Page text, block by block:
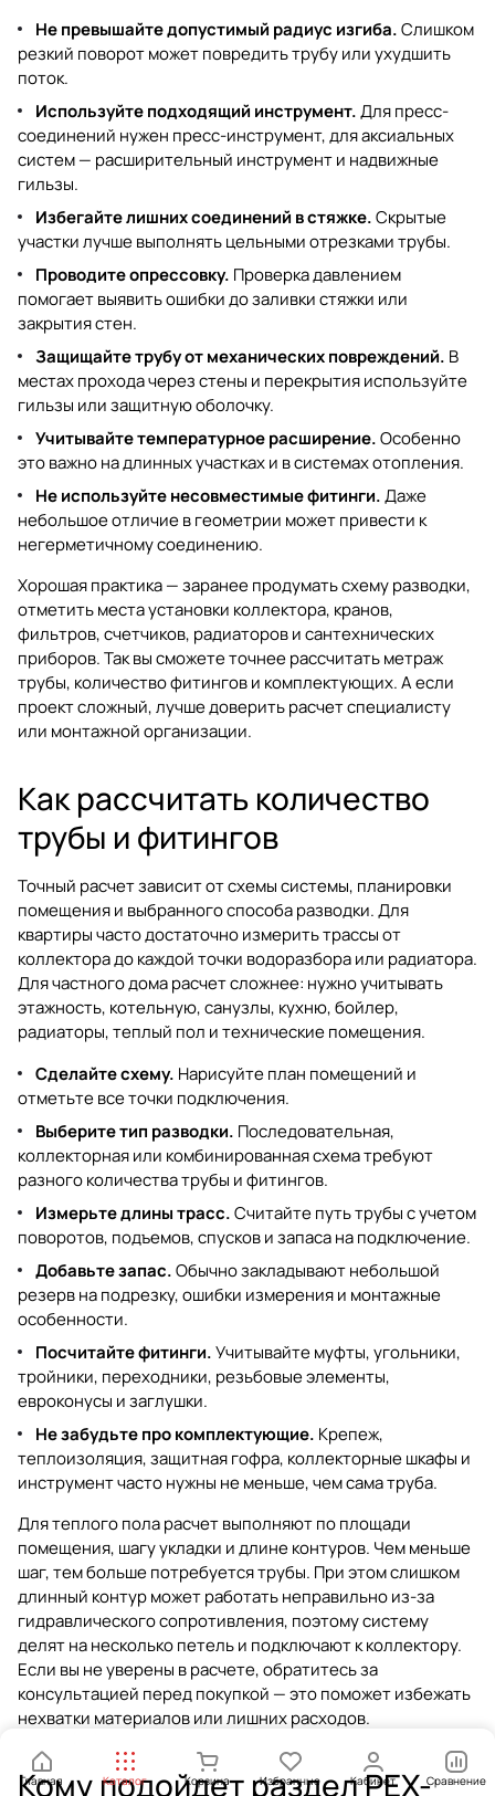
Не превышайте допустимый радиус изгиба.Слишком
резкий поворот может повредить трубу или ухудшить
поток.
Используйте подходящий инструмент.Для пресс-
соединений нужен пресс-инструмент, для аксиальных
систем — расширительный инструмент и надвижные
гильзы.
Избегайте лишних соединений в стяжке.Скрытые
участки лучше выполнять цельными отрезками трубы.
Проводите опрессовку. Проверка давлением
помогает выявить ошибки до заливки стяжки или
закрытия стен.
Защищайте трубу от механических повреждений. В
местах прохода через стены и перекрытия используйте
гильзы или защитную оболочку.
Учитывайте температурное расширение.Особенно
это важно на длинных участках и в системах отопления.
Не используйте несовместимые фитинги.Даже
небольшое отличие в геометрии может привести к
негерметичному соединению.
Хорошая практика — заранее продумать схему разводки,
отметить места установки коллектора, кранов,
фильтров, счетчиков, радиаторов и сантехнических
приборов. Так вы сможете точнее рассчитать метраж
трубы, количество фитингов и комплектующих. А если
проект сложный, лучше доверить расчет специалисту
или монтажной организации.
Как рассчитать количество
трубы и фитингов
Точный расчет зависит от схемы системы, планировки
помещения и выбранного способа разводки. Для
квартиры часто достаточно измерить трассы от
коллектора до каждой точки водоразбора или радиатора.
Для частного дома расчет сложнее: нужно учитывать
этажность, котельную, санузлы, кухню, бойлер,
радиаторы, теплый пол и технические помещения.
Сделайте схему. Нарисуйте план помещений и
отметьте все точки подключения.
Выберите тип разводки. Последовательная,
коллекторная или комбинированная схема требуют
разного количества трубы и фитингов.
Измерьте длины трасс.Считайте путь трубы с учетом
поворотов, подъемов, спусков и запаса на подключение.
Добавьте запас.Обычно закладывают небольшой
резерв на подрезку, ошибки измерения и монтажные
особенности.
Посчитайте фитинги.Учитывайте муфты, угольники,
тройники, переходники, резьбовые элементы,
евроконусы и заглушки.
Не забудьте про комплектующие. Крепеж,
теплоизоляция, защитная гофра, коллекторные шкафы и
инструмент часто нужны не меньше, чем сама труба.
Для теплого пола расчет выполняют по площади
помещения, шагу укладки и длине контуров. Чем меньше
шаг, тем больше потребуется трубы. При этом слишком
длинный контур может работать неправильно из-за
гидравлического сопротивления, поэтому систему
делят на несколько петель и подключают к коллектору.
Если вы не уверены в расчете, обратитесь за
консультацией перед покупкой — это поможет избежать
нехватки материалов или лишних расходов.
Кому подойдет раздел PEX-
Главная Каталог Корзина Избранные Кабинет Сравнение